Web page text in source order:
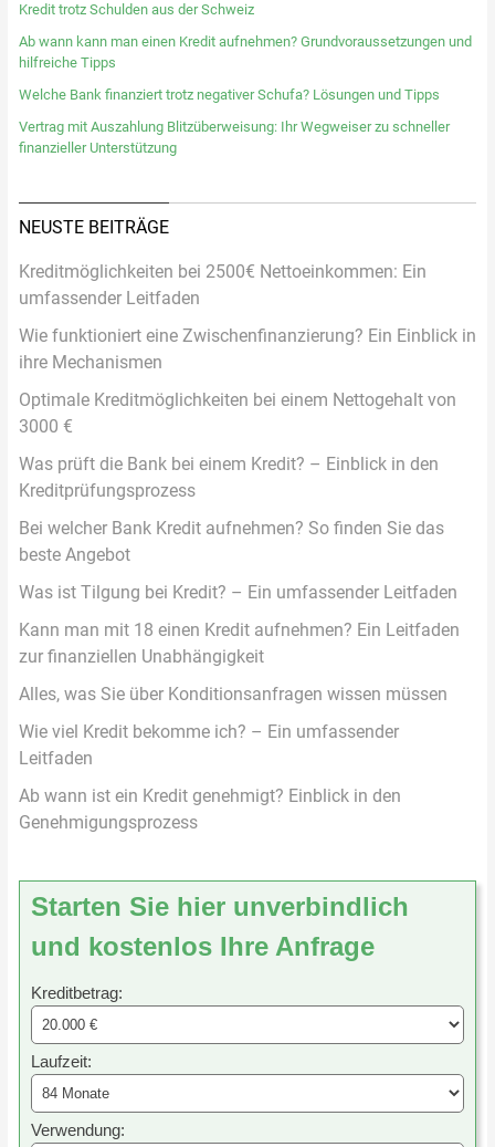
Kredit trotz Schulden aus der Schweiz
Ab wann kann man einen Kredit aufnehmen? Grundvoraussetzungen und
hilfreiche Tipps
Welche Bank finanziert trotz negativer Schufa? Lösungen und Tipps
Vertrag mit Auszahlung Blitzüberweisung: Ihr Wegweiser zu schneller
finanzieller Unterstützung
NEUSTE BEITRÄGE
Kreditmöglichkeiten bei 2500€ Nettoeinkommen: Ein
umfassender Leitfaden
Wie funktioniert eine Zwischenfinanzierung? Ein Einblick in
ihre Mechanismen
Optimale Kreditmöglichkeiten bei einem Nettogehalt von
3000 €
Was prüft die Bank bei einem Kredit? – Einblick in den
Kreditprüfungsprozess
Bei welcher Bank Kredit aufnehmen? So finden Sie das
beste Angebot
Was ist Tilgung bei Kredit? – Ein umfassender Leitfaden
Kann man mit 18 einen Kredit aufnehmen? Ein Leitfaden
zur finanziellen Unabhängigkeit
Alles, was Sie über Konditionsanfragen wissen müssen
Wie viel Kredit bekomme ich? – Ein umfassender
Leitfaden
Ab wann ist ein Kredit genehmigt? Einblick in den
Genehmigungsprozess
Starten Sie hier unverbindlich
und kostenlos Ihre Anfrage
Kreditbetrag:
Laufzeit:
Verwendung: